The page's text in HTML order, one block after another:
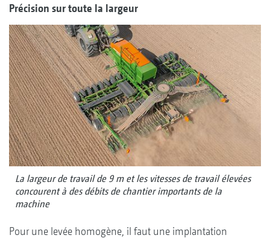
Précision sur toute la largeur
La largeur de travail de 9 m et les vitesses de travail élevées
concourent à des débits de chantier importants de la
machine
Pour une levée homogène, il faut une implantation